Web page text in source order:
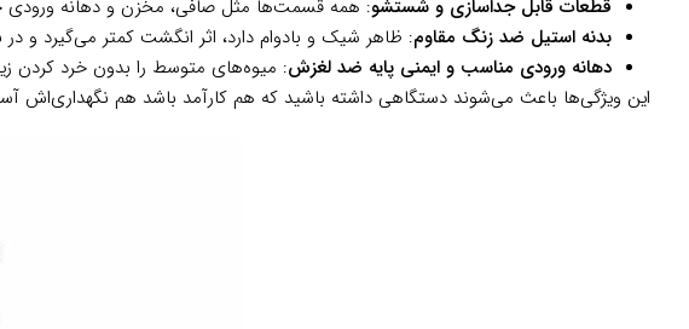
قطعات قابل جداسازی و شستشو: همه قسمت‌ها مثل صافی، مخزن و دهانه ورودی
بدنه استیل ضد زنگ مقاوم: ظاهر شیک و بادوام دارد، اثر انگشت کمتر می‌گیرد و
دهانه ورودی مناسب و ایمنی پایه ضد لغزش: میوه‌های متوسط را بدون خرد کردن
این ویژگی‌ها باعث می‌شوند دستگاهی داشته باشید که هم کارآمد باشد هم نگهداری‌اش